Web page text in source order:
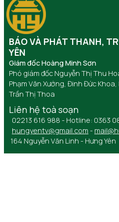
BÁO VÀ PHÁT THANH,
YÊN
Giám đốc Hoàng Minh Sơn
Phó giám đốc Nguyễn Thị Thu
Phạm Văn Xướng, Đinh Đức Khoa,
Trần Thị Thoa
Liên hệ toà soạn
02213 616 988 - Hotline: 0363
hungyentv@gmail.com -
164 Nguyễn Văn Linh - Hưng Yên